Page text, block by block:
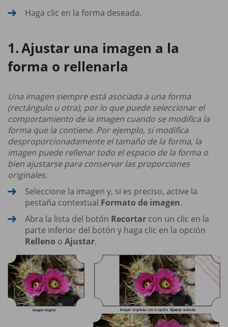
Haga clic en la forma deseada.
Ajustar una imagen a la
forma o rellenarla
Una imagen siempre está asociada a una forma
(rectángulo u otra), por lo que puede seleccionar el
comportamiento de la imagen cuando se modifica la
forma que la contiene. Por ejemplo, si modifica
desproporcionadamente el tamaño de la forma, la
imagen puede rellenar todo el espacio de la forma o
bien ajustarse para conservar las proporciones
originales.
Seleccione la imagen y, si es preciso, active la
pestaña contextual Formato de imagen.
Abra la lista del botón Recortar con un clic en la
parte inferior del botón y haga clic en la opción
Relleno o Ajustar.